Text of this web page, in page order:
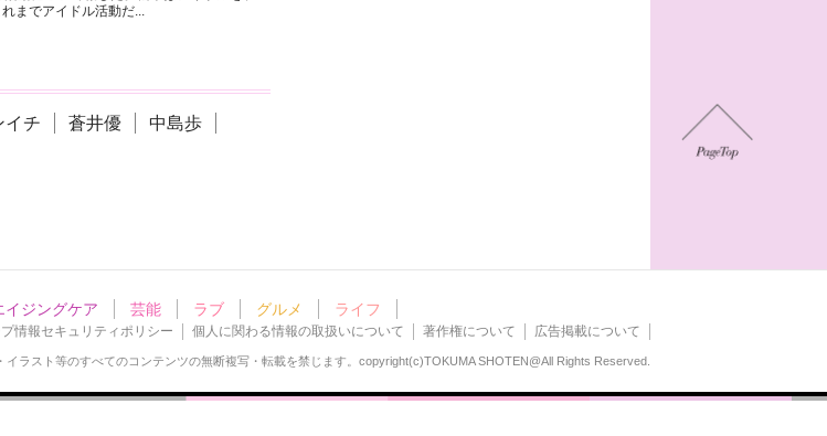
までアイドル活動だ...
イチ 蒼井優
中島歩
イジングケア 芸能 ラブ グルメ ライフ
情報セキュリティポリシー 個人に関わる情報の取扱いについて 著作権について 広告掲載について
イラスト等のすべてのコンテンツの無断複写・転載を禁じます。 copyright(c)TOKUMA SHOTEN@All Rights Reserved.